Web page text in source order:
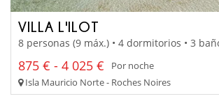
VILLA L'ILOT
8 personas (9 máx.) • 4 dormitorios • 3
875 € - 4 025 €
Por noche
Isla Mauricio Norte - Roches Noires